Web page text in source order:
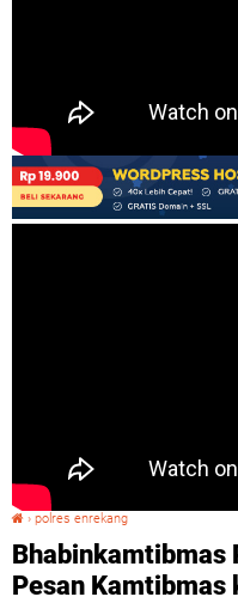
› polres enrekang
Bhabinkamtibmas
Pesan Kamtibmas